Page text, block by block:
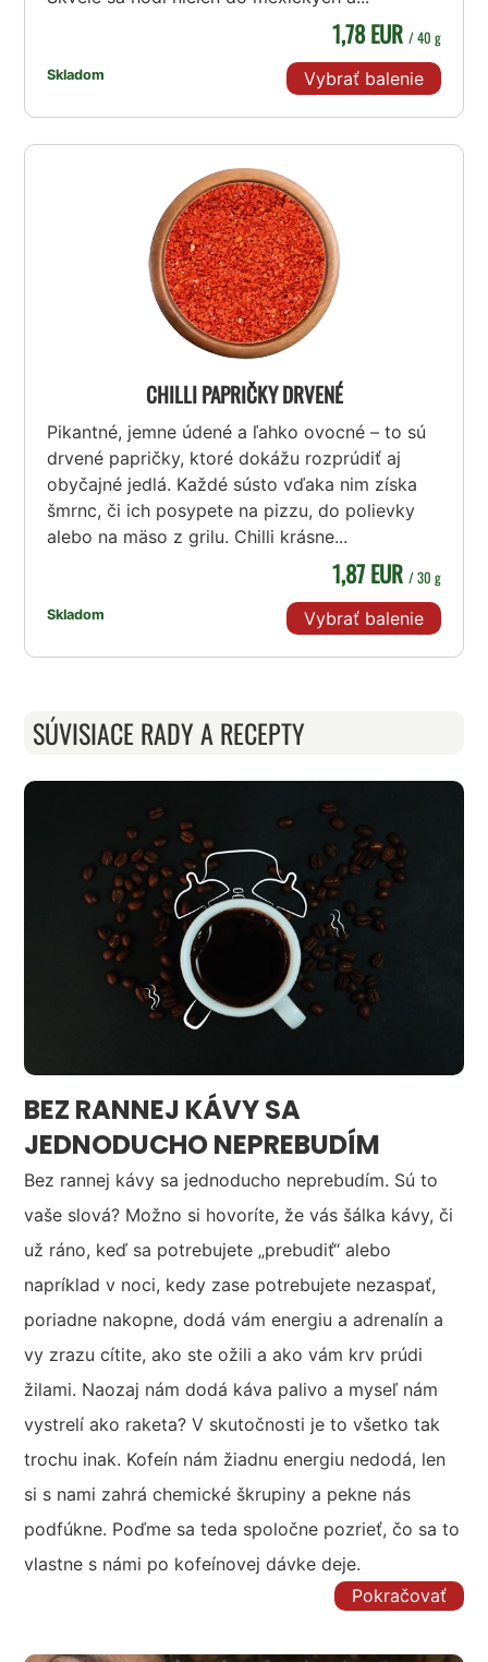
Skladom
1,78 EUR / 40 g
Vybrať balenie
CHILLI PAPRIČKY DRVENÉ
Pikantné, jemne údené a ľahko ovocné – to sú
drvené papričky, ktoré dokážu rozprúdiť aj
obyčajné jedlá. Každé sústo vďaka nim získa
šmrnc, či ich posypete na pizzu, do polievky
alebo na mäso z grilu. Chilli krásne...
Skladom
1,87 EUR / 30 g
Vybrať balenie
SÚVISIACE RADY A RECEPTY
BEZ RANNEJ KÁVY SA
JEDNODUCHO NEPREBUDÍM
Bez rannej kávy sa jednoducho neprebudím. Sú to
vaše slová? Možno si hovoríte, že vás šálka kávy, či
už ráno, keď sa potrebujete „prebudiť“ alebo
napríklad v noci, kedy zase potrebujete nezaspať,
poriadne nakopne, dodá vám energiu a adrenalín a
vy zrazu cítite, ako ste ožili a ako vám krv prúdi
žilami. Naozaj nám dodá káva palivo a myseľ nám
vystrelí ako raketa? V skutočnosti je to všetko tak
trochu inak. Kofeín nám žiadnu energiu nedodá, len
si s nami zahrá chemické škrupiny a pekne nás
podfúkne. Poďme sa teda spoločne pozrieť, čo sa to
vlastne s námi po kofeínovej dávke deje.
Pokračovať